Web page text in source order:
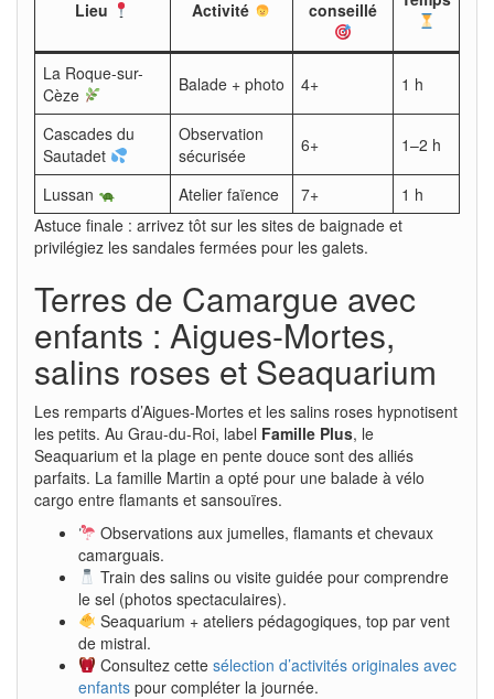
Lieu Activité
conseillé
La Roque-sur-
Cèze
Balade + photo 4+ 1 h
Cascades du
Sautadet
Observation
sécurisée
6+ 1–2 h
Lussan Atelier faïence 7+
1 h
Astuce finale : arrivez tôt sur les sites de baignade et
privilégiez les sandales fermées pour les galets.
Terres de Camargue avec
enfants : Aigues-Mortes,
salins roses et Seaquarium
Les remparts d’Aigues-Mortes et les salins roses hypnotisent
les petits. Au Grau-du-Roi, label Famille Plus, le
Seaquarium et la plage en pente douce sont des alliés
parfaits. La famille Martin a opté pour une balade à vélo
cargo entre flamants et sansouïres.
Observations aux jumelles, flamants et chevaux
camarguais.
Train des salins ou visite guidée pour comprendre
le sel (photos spectaculaires).
Seaquarium + ateliers pédagogiques, top par vent
de mistral.
Consultez cette sélection d’activités originales avec
enfants pour compléter la journée.